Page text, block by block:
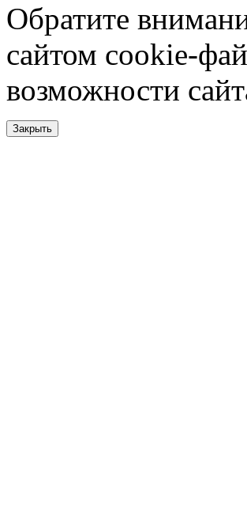
Обратите
сайтом cookie-
возможности
Закрыть